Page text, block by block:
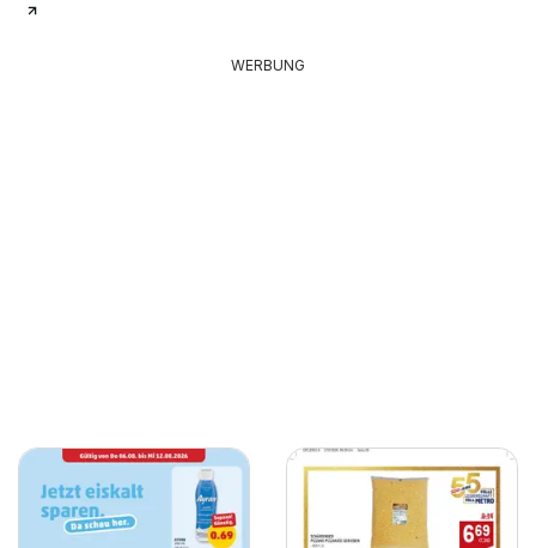
WERBUNG